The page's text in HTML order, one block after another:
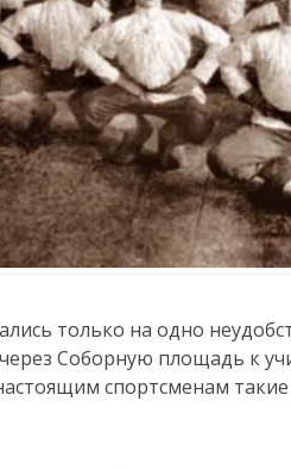
только на одно
Соборную площадь к
спортсменам